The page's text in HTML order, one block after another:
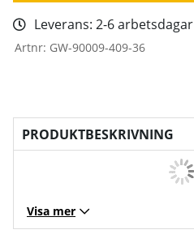
Leverans: 2-6 arbetsdagar
Artnr: GW-90009-409-36
PRODUKTBESKRIVNING
Visa mer